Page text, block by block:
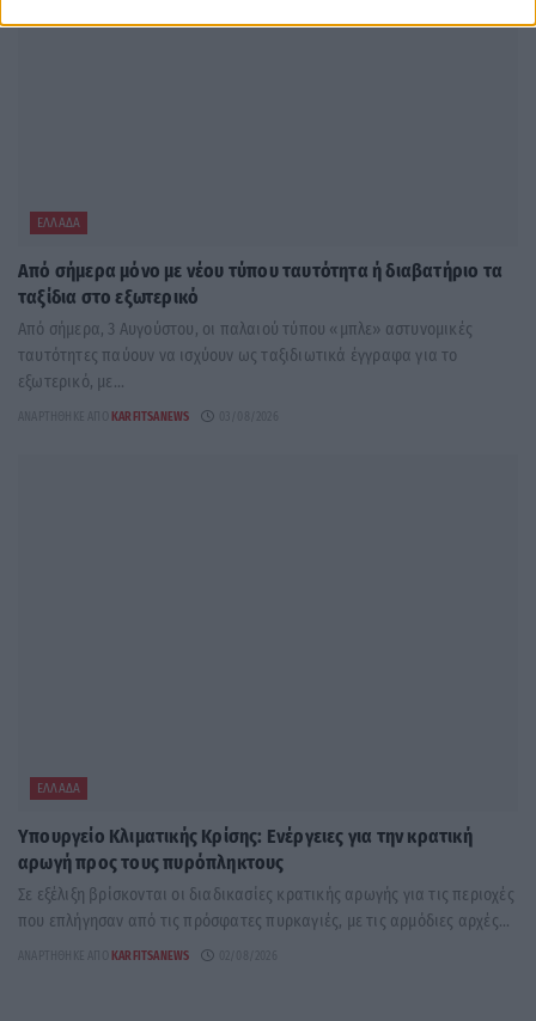
ΕΛΛΆΔΑ
Από σήμερα μόνο με νέου τύπου ταυτότητα ή διαβατήριο τα
ταξίδια στο εξωτερικό
Από σήμερα, 3 Αυγούστου, οι παλαιού τύπου «μπλε» αστυνομικές
ταυτότητες παύουν να ισχύουν ως ταξιδιωτικά έγγραφα για το
εξωτερικό, με...
KARFITSANEWS
ΕΛΛΆΔΑ
Υπουργείο Κλιματικής Κρίσης: Ενέργειες για την κρατική
αρωγή προς τους πυρόπληκτους
Σε εξέλιξη βρίσκονται οι διαδικασίες κρατικής αρωγής για τις περιοχές
που επλήγησαν από τις πρόσφατες πυρκαγιές, με τις αρμόδιες αρχές...
KARFITSANEWS